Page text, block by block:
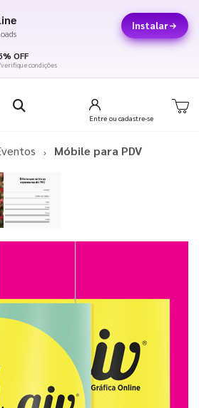
Instalar
OFF
condições
Entre ou cadastre-se
Móbile para PDV